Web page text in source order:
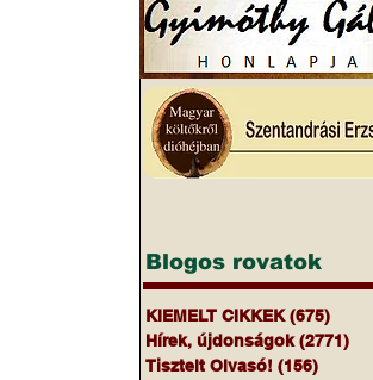
Blogos rovatok
KIEMELT CIKKEK (675)
Hírek, újdonságok (2771)
Tisztelt Olvasó! (156)